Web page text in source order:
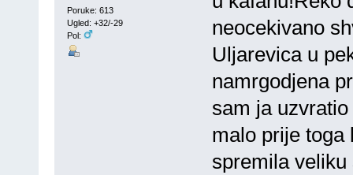
Poruke: 613
Ugled: +32/-29
Pol:
neocekivano
Uljarevica u
namrgodjena
sam ja
malo prije toga
spremila